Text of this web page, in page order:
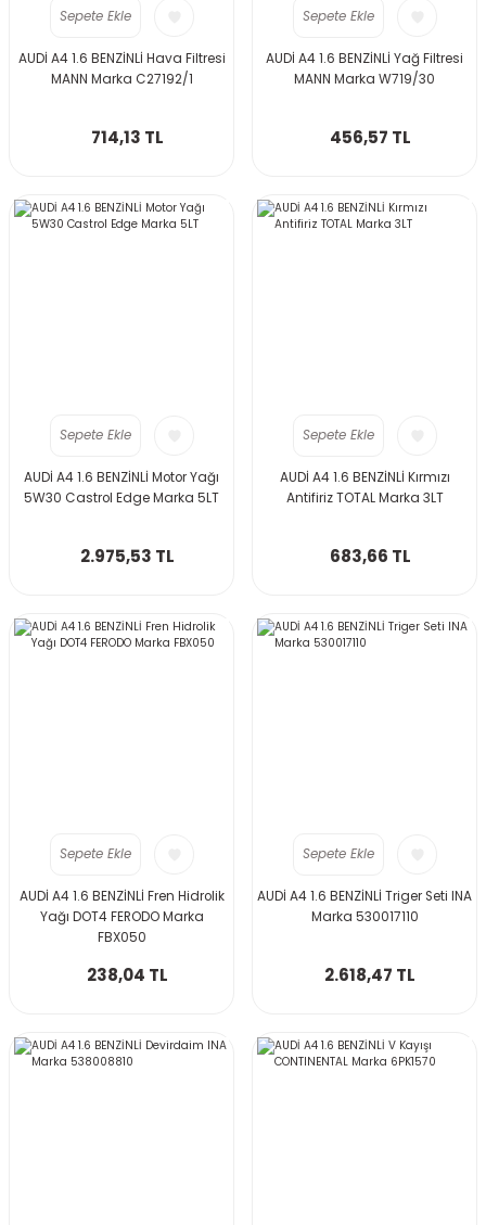
Sepete Ekle
AUDİ A4 1.6 BENZİNLİ Hava Filtresi
MANN Marka C27192/1
714,13 TL
Sepete Ekle
AUDİ A4 1.6 BENZİNLİ Yağ Filtresi
MANN Marka W719/30
456,57 TL
Sepete Ekle
AUDİ A4 1.6 BENZİNLİ Motor Yağı
5W30 Castrol Edge Marka 5LT
2.975,53 TL
Sepete Ekle
AUDİ A4 1.6 BENZİNLİ Kırmızı
Antifiriz TOTAL Marka 3LT
683,66 TL
Sepete Ekle
AUDİ A4 1.6 BENZİNLİ Fren Hidrolik
Yağı DOT4 FERODO Marka
FBX050
238,04 TL
Sepete Ekle
AUDİ A4 1.6 BENZİNLİ Triger Seti INA
Marka 530017110
2.618,47 TL